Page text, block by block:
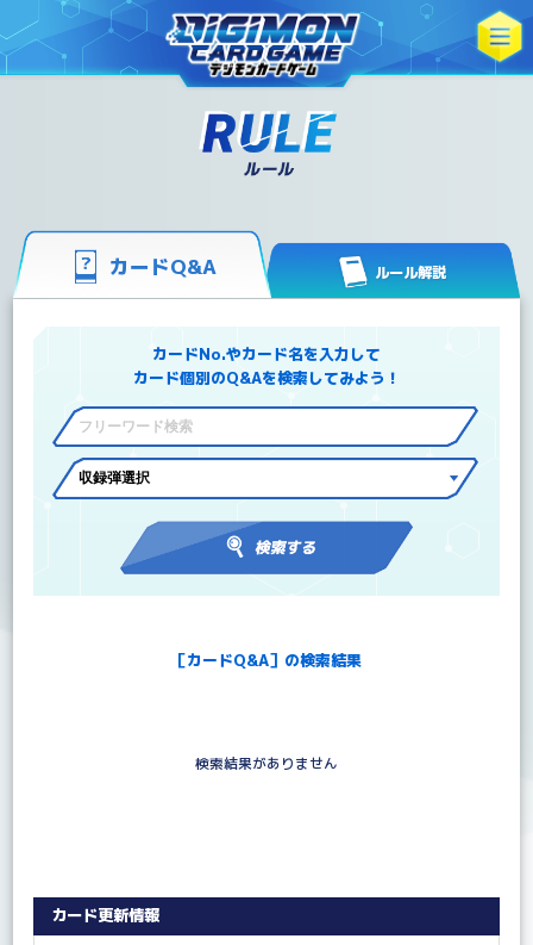
カードQ&A ルール解説
カードNo.やカード名を入力して
カード個別のQ&Aを検索してみよう！
［カードQ&A］の検索結果
検索結果がありません
カード更新情報